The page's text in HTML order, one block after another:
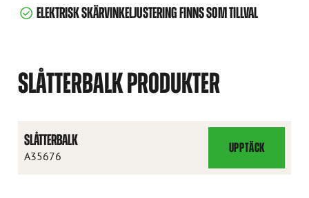
ELEKTRISK SKÄRVINKELJUSTERING FINNS SOM TILLVAL
SLÅTTERBALK PRODUKTER
SLÅTTERBALK
A35676
UPPTÄCK
SLÅTTERBALK